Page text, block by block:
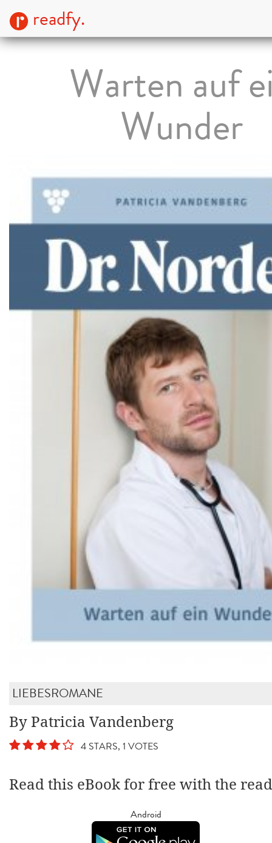
readfy.
Warten auf
Wunder
LIEBESROMANE
By Patricia Vandenberg
4 STARS, 1 VOTES
Read this eBook for free with the
Android